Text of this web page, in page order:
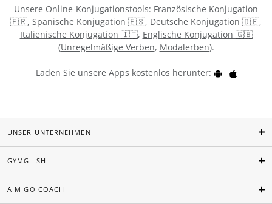
Unsere Online-Konjugationstools: Französische Konjugation
🇫🇷, Spanische Konjugation 🇪🇸, Deutsche Konjugation 🇩🇪,
Italienische Konjugation 🇮🇹, Englische Konjugation 🇬🇧
(Unregelmäßige Verben, Modalerben).
Laden Sie unsere Apps kostenlos herunter:
UNSER UNTERNEHMEN
GYMGLISH
AIMIGO COACH